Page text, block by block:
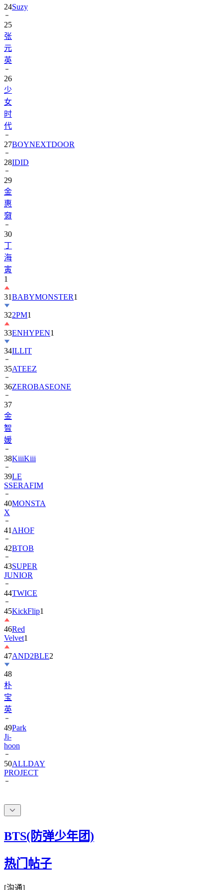
25
张
元
英
26
少
女
时
代
27
28IDID
29
金
惠
奫
30
丁
海
寅
1
31
322PM1
33ENHYPEN
34ILLIT
35ATEEZ
36ZEROBASEONE
37
金
智
媛
38
39LE
SSERAFIM
40MONSTA
X
41
42 BTOB
43SUPER
JUNIOR
44TWICE
45KickFlip
46Red
Velvet
47AND2BLE
48
朴
宝
英
49
Ji-
hoon
50ALLDAY
PROJECT
BTS(防弹少年团)
热门帖子
[沟通]